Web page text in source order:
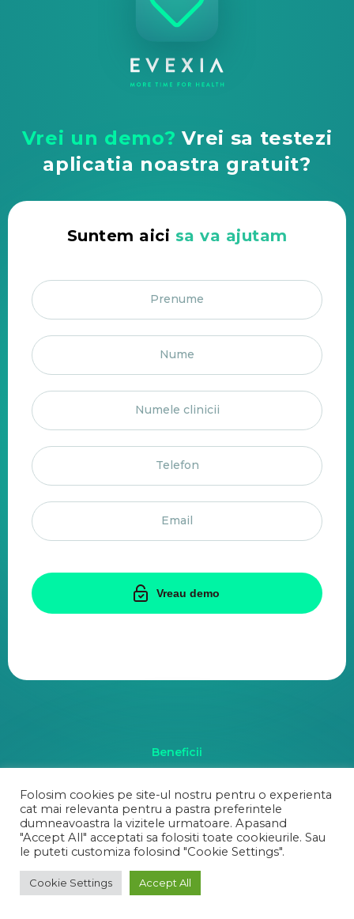
Vrei un demo? Vrei sa testezi
aplicatia noastra gratuit?
Suntem aici sa va ajutam
Vreau demo
Beneficii
Sanatate
Despre noi
Politica de Confidentialitate
Folosim cookies pe site-ul nostru pentru o experienta
cat mai relevanta pentru a pastra preferintele
dumneavoastra la vizitele urmatoare. Apasand
"Accept All" acceptati sa folositi toate cookieurile. Sau
le puteti customiza folosind "Cookie Settings".
Cookie Settings Accept All